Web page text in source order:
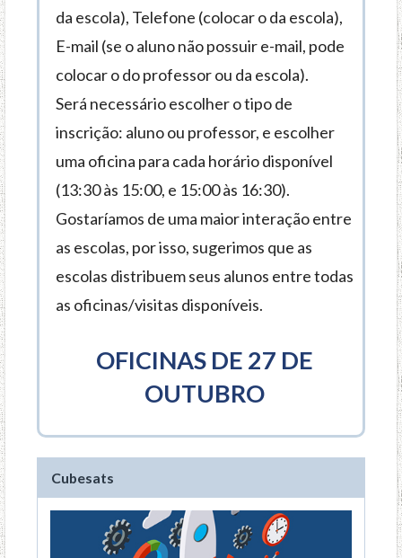
da escola), Telefone (colocar o da escola),
E-mail (se o aluno não possuir e-mail, pode
colocar o do professor ou da escola).
Será necessário escolher o tipo de
inscrição: aluno ou professor, e escolher
uma oficina para cada horário disponível
(13:30 às 15:00, e 15:00 às 16:30).
Gostaríamos de uma maior interação entre
as escolas, por isso, sugerimos que as
escolas distribuem seus alunos entre todas
as oficinas/visitas disponíveis.
OFICINAS DE 27 DE
OUTUBRO
Cubesats